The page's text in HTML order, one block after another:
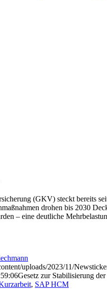
(GKV) steckt bereits
drohen bis 2030
– eine deutliche
uploads/2023/11/
Gesetz zur Stabilisierung
, SAP HCM